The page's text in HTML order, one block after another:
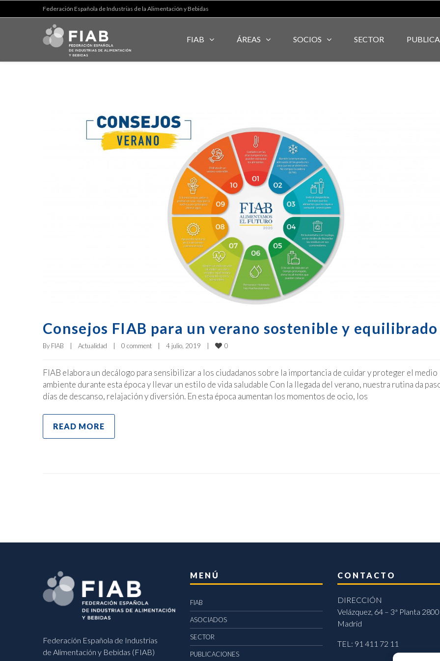
Federación Española de Industrias de la Alimentación y Bebidas
FIAB ÁREAS SOCIOS SECTOR
Consejos FIAB para un verano sostenible y equilibrado
By FIAB Actualidad 0 comment 4 julio, 2019 0
FIAB elabora un decálogo para sensibilizar a los ciudadanos sobre la importancia de cuidar y proteger el medio
ambiente durante esta época y llevar un estilo de vida saludable Con la llegada del verano, nuestra rutina da
días de descanso, relajación y diversión. En esta época aumentan los momentos de ocio, los
READ MORE
Federación Española de Industrias
de Alimentación y Bebidas (FIAB)
MENÚ
FIAB
ASOCIADOS
SECTOR
PUBLICACIONES
CONTACTO
DIRECCIÓN
Velázquez, 64 – 3ª Planta
Madrid
TEL: 91 411 72 11